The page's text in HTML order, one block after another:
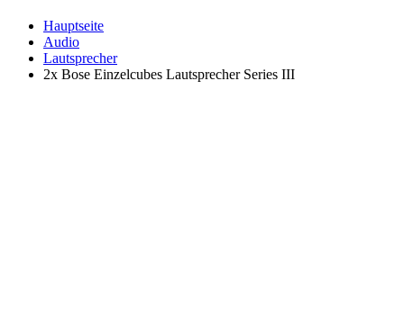
Hauptseite
Audio
Lautsprecher
2x Bose Einzelcubes Lautsprecher Series III